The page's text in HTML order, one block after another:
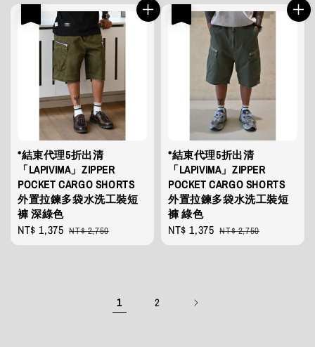
*結束代理5折出清
「LAPIVIMA」ZIPPER
POCKET CARGO SHORTS
外置拉鍊多袋水洗工裝短
褲 深綠色
Sale
price
NT$ 1,375 Regular
price
NT$ 2,750
*結束代理5折出清
「LAPIVIMA」ZIPPER
POCKET CARGO SHORTS
外置拉鍊多袋水洗工裝短
褲 綠色
Sale
price
NT$ 1,375 Regular
price
NT$ 2,750
1 2